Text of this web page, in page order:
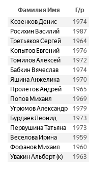
Фамилия Имя Г/р
Козенков Денис
1974
Росихин Василий
1987
Третьяков Сергей
1964
Копытов Евгений
1976
Томилов Алексей
1972
Бабкин Вячеслав
1974
Яшина Анжелика
1970
Пролетов Андрей
1965
Попов Михаил
1969
Угрюмов Александр
1979
Бурдаев Леонид
1973
Первушина Татьяна
1973
Веселова Ирина
1959
Фофанов Михаил
1960
Увакин Альберт (к)
1963